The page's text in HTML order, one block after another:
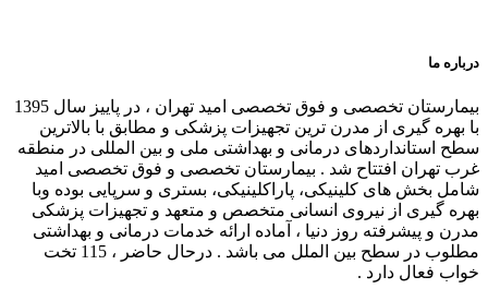
درباره ما
بیمارستان تخصصی و فوق تخصصی امید تهران ، در پاییز سال 1395
با بهره گیری از مدرن ترین تجهیزات پزشکی و مطابق با بالاترین
سطح استانداردهای درمانی و بهداشتی ملی و بین المللی در منطقه
غرب تهران افتتاح شد . بیمارستان تخصصی و فوق تخصصی امید
شامل بخش های کلینیکی، پاراکلینیکی، بستری و سرپایی بوده وبا
بهره گیری از نیروی انسانی متخصص و متعهد و تجهیزات پزشکی
مدرن و پیشرفته روز دنیا ، آماده ارائه خدمات درمانی و بهداشتی
مطلوب در سطح بین الملل می باشد . درحال حاضر ، 115 تخت
خواب فعال دارد .